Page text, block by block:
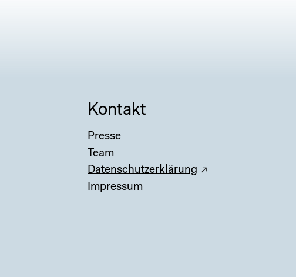
Kontakt
Presse
Team
Datenschutzerklärung
Impressum